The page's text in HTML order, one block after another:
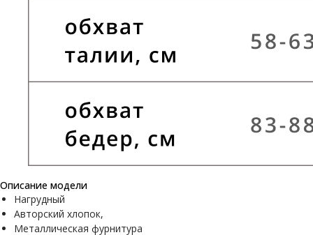
Описание модели
Нагрудный
Авторский хлопок,
Металлическая фурнитура